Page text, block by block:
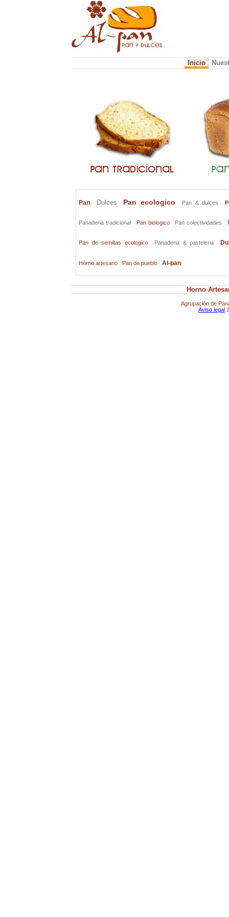
Inicio
Pan Dulces Pan ecologico Pan & dulces
Panaderia tradicional Pan biologico Pan colectividades
Pan de semillas ecologico Panaderia & pasteleria
Horno artesano Pan de pueblo Al-pan
Horno
Agrupación de
Aviso legal